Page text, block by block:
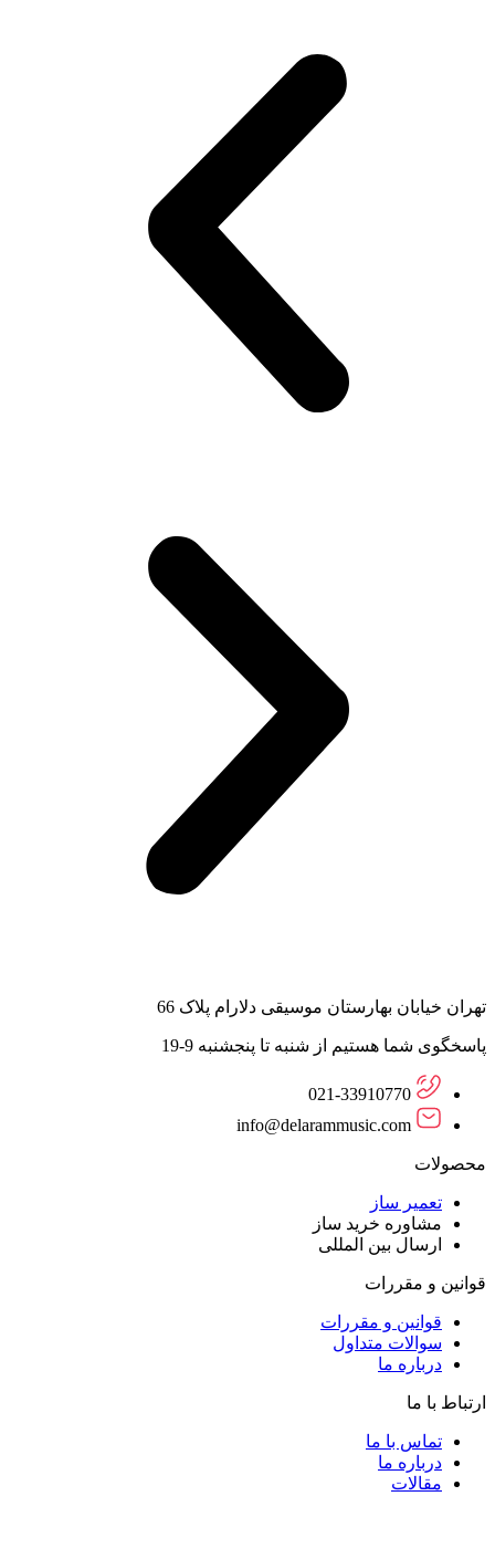
تهران خیابان بهارستان موسیقی دلارام پلاک 66
پاسخگوی شما هستیم از شنبه تا پنجشنبه 9-19
021-33910770
info@delarammusic.com
محصولات
تعمیر ساز
مشاوره خرید ساز
ارسال بین المللی
قوانین و مقررات
قوانین و مقررات
سوالات متداول
درباره ما
ارتباط با ما
تماس با ما
درباره ما
مقالات